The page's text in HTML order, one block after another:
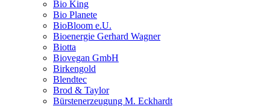
Bio King
Bio Planete
BioBloom e.U.
Bioenergie Gerhard Wagner
Biotta
Biovegan GmbH
Birkengold
Blendtec
Brod & Taylor
Bürstenerzeugung M. Eckhardt